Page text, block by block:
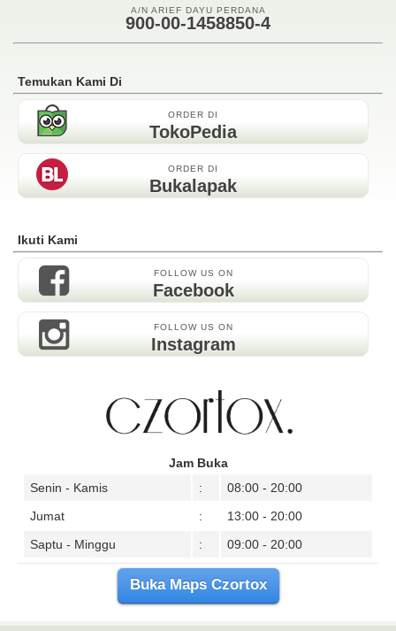
A/N ARIEF DAYU PERDANA
900-00-1458850-4
Temukan Kami Di
ORDER DI
TokoPedia
ORDER DI
Bukalapak
Ikuti Kami
FOLLOW US ON
Facebook
FOLLOW US ON
Instagram
Jam Buka
Senin - Kamis
:
08:00 - 20:00
Jumat
:
13:00 - 20:00
Saptu - Minggu
: 09:00 - 20:00
Buka Maps Czortox